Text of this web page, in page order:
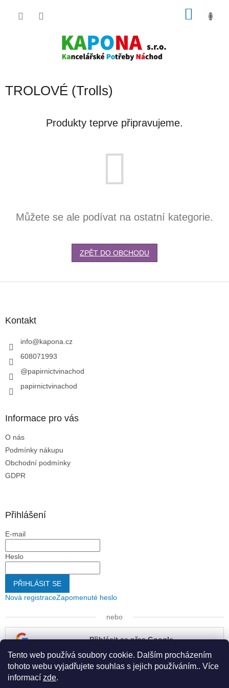
Tento web používá soubory cookie. Dalším procházením
tohoto webu vyjadřujete souhlas s jejich používáním.. Více
informací zde.
TROLOVÉ (Trolls)
Produkty teprve připravujeme.
Můžete se ale podívat na ostatní kategorie.
ZPĚT DO OBCHODU
Kontakt
info@kapona.cz
608071993
@papirnictvinachod
papirnictvinachod
Informace pro vás
O nás
Podmínky nákupu
Obchodní podmínky
GDPR
Přihlášení
E-mail
Heslo
PŘIHLÁSIT SE
Nová registraceZapomenuté heslo
nebo
Přihlásit se přes Google
Přihlásit se přes Seznam